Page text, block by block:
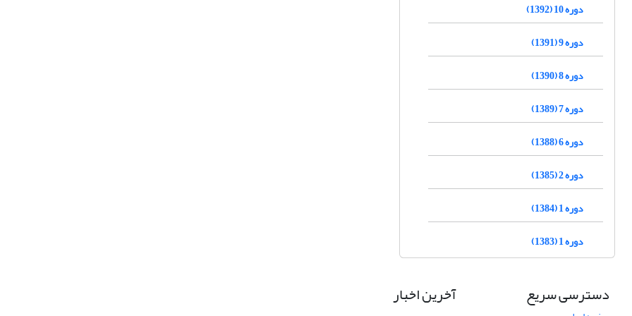
دوره 10 (1392)
دوره 9 (1391)
دوره 8 (1390)
دوره 7 (1389)
دوره 6 (1388)
دوره 2 (1385)
دوره 1 (1384)
دوره 1 (1383)
دسترسی سریع آخرین اخبار